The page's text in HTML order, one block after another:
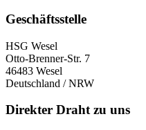
Geschäftsstelle
HSG Wesel
Otto-Brenner-Str. 7
46483 Wesel
Deutschland / NRW
Direkter Draht zu uns